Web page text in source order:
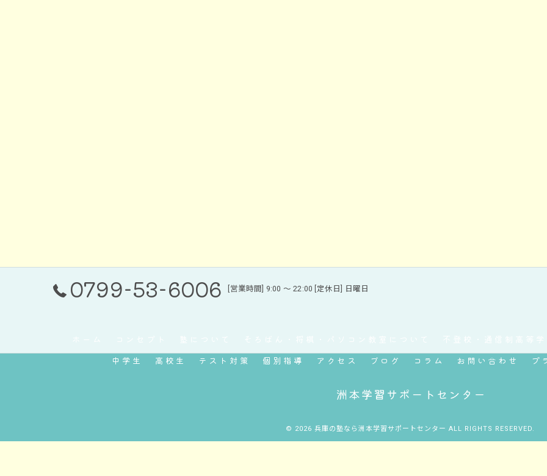
0799-53-6006 [営業時間] 9:00 ～ 22:00 [定休日] 日曜日
中学生
高校生 テスト対策 個別指導 アクセス ブログ コラム お問い合わせ プ
© 2026 兵庫の塾なら洲本学習サポートセンター ALL RIGHTS RESERVED.